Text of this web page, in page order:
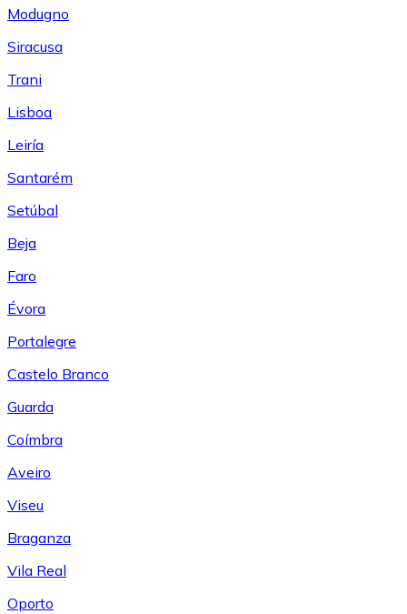
Modugno
Siracusa
Trani
Lisboa
Leiría
Santarém
Setúbal
Beja
Faro
Évora
Portalegre
Castelo Branco
Guarda
Coímbra
Aveiro
Viseu
Braganza
Vila Real
Oporto